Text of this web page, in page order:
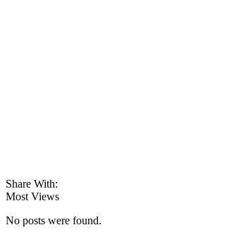
Share With:
Most Views
No posts were found.